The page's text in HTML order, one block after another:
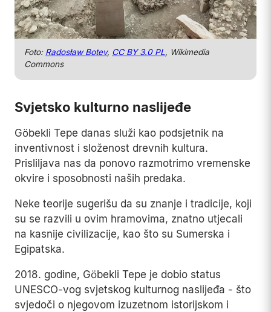
Foto: Radosław Botev, CC BY 3.0 PL, Wikimedia
Commons
Svjetsko kulturno naslijeđe
Göbekli Tepe danas služi kao podsjetnik na
inventivnost i složenost drevnih kultura.
Prisliljava nas da ponovo razmotrimo vremenske
okvire i sposobnosti naših predaka.
Neke teorije sugerišu da su znanje i tradicije, koji
su se razvili u ovim hramovima, znatno utjecali
na kasnije civilizacije, kao što su Sumerska i
Egipatska.
2018. godine, Göbekli Tepe je dobio status
UNESCO-vog svjetskog kulturnog naslijeđa - što
svjedoči o njegovom izuzetnom istorijskom i